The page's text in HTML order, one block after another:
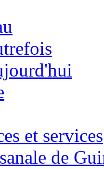
et services
de